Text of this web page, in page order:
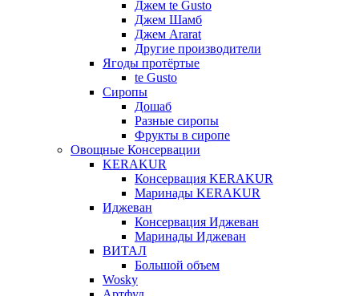
Джем te Gusto
Джем Шамб
Джем Ararat
Другие производители
Ягоды протёртые
te Gusto
Сиропы
Дошаб
Разные сиропы
Фрукты в сиропе
Овощные Консервации
KERAKUR
Консервация KERAKUR
Маринады KERAKUR
Иджеван
Консервация Иджеван
Маринады Иджеван
ВИТАЛ
Большой объем
Wosky